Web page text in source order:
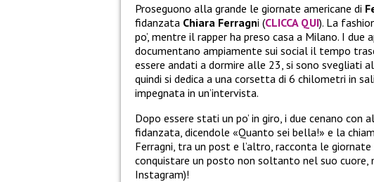
Proseguono alla grande le giornate americane di
fidanzata Chiara Ferragni (CLICCA QUI). La
po’, mentre il rapper ha preso casa a Milano. I due
documentano ampiamente sui social il tempo
essere andati a dormire alle 23, si sono svegliati
quindi si dedica a una corsetta di 6 chilometri in
impegnata in un’intervista.
Dopo essere stati un po’ in giro, i due cenano con
fidanzata, dicendole «Quanto sei bella!» e la
Ferragni, tra un post e l’altro, racconta le
conquistare un posto non soltanto nel suo cuore,
Instagram)!